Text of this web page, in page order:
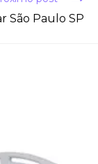
São Paulo SP